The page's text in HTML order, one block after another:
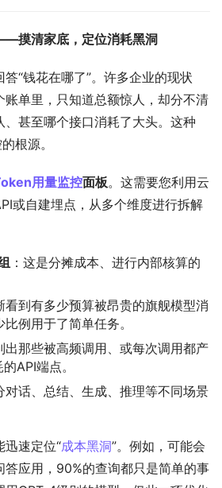
摸清家底，定位消耗黑洞
“钱花在哪了”。许多企业的现状
账单里，只知道总额惊人，却分不清
、甚至哪个接口消耗了大头。这种
根源。
用量监控面板。这需要您利用云
或自建埋点，从多个维度进行拆解
：这是分摊成本、进行内部核算的
看到有多少预算被昂贵的旗舰模型消
例用于了简单任务。
出那些被高频调用、或每次调用都产
API端点。
对话、总结、生成、推理等不同场景
迅速定位“成本黑洞”。例如，可能会
答应用，90%的查询都只是简单的事